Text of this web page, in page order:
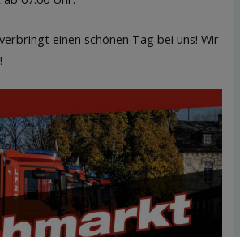
einen schönen Tag bei uns! Wir